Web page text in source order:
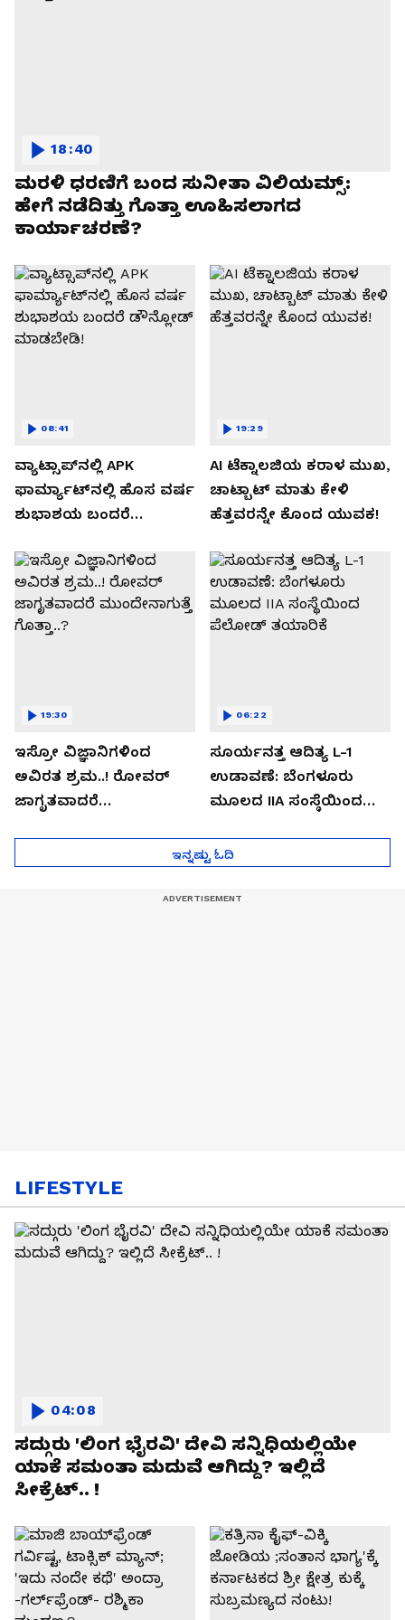
ಮರಳಿ ಧರಣಿಗೆ ಬಂದ ಸುನೀತಾ ವಿಲಿಯಮ್ಸ್:
ಹೇಗೆ ನಡೆದಿತ್ತು ಗೊತ್ತಾ ಊಹಿಸಲಾಗದ
ಕಾರ್ಯಾಚರಣೆ?
18:40
ವ್ಯಾಟ್ಸಾಪ್‌ನಲ್ಲಿ APK
ಫಾರ್ಮ್ಯಾಟ್‌ನಲ್ಲಿ ಹೊಸ ವರ್ಷ
ಶುಭಾಶಯ ಬಂದರೆ
08:41
AI ಟೆಕ್ನಾಲಜಿಯ ಕರಾಳ ಮುಖ,
ಚಾಟ್ಬಾಟ್ ಮಾತು ಕೇಳಿ
ಹೆತ್ತವರನ್ನೇ ಕೊಂದ ಯುವಕ!
19:29
ಇಸ್ರೋ ವಿಜ್ಞಾನಿಗಳಿಂದ
ಅವಿರತ ಶ್ರಮ..! ರೋವರ್
ಜಾಗೃತವಾದರೆ
19:30
ಸೂರ್ಯನತ್ತ ಆದಿತ್ಯ L-1
ಉಡಾವಣೆ: ಬೆಂಗಳೂರು
ಮೂಲದ IIA ಸಂಸ್ಥೆಯಿಂದ
06:22
ಇನ್ನಷ್ಟು ಓದಿ
LIFESTYLE
ಸದ್ಗುರು 'ಲಿಂಗ ಭೈರವಿ' ದೇವಿ ಸನ್ನಿಧಿಯಲ್ಲಿಯೇ
ಯಾಕೆ ಸಮಂತಾ ಮದುವೆ ಆಗಿದ್ದು? ಇಲ್ಲಿದೆ
ಸೀಕ್ರೆಟ್.. !
04:08